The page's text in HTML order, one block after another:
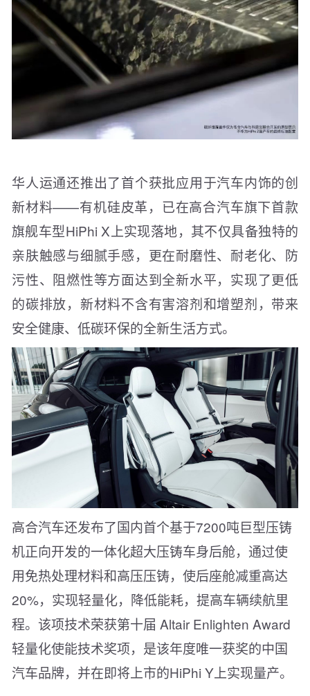
华人运通还推出了首个获批应用于汽车内饰的创
新材料——有机硅皮革，已在高合汽车旗下首款
旗舰车型HiPhi X上实现落地，其不仅具备独特的
亲肤触感与细腻手感，更在耐磨性、耐老化、防
污性、阻燃性等方面达到全新水平，实现了更低
的碳排放，新材料不含有害溶剂和增塑剂，带来
安全健康、低碳环保的全新生活方式。
高合汽车还发布了国内首个基于7200吨巨型压铸
机正向开发的一体化超大压铸车身后舱，通过使
用免热处理材料和高压压铸，使后座舱减重高达
20%，实现轻量化，降低能耗，提高车辆续航里
程。该项技术荣获第十届 Altair Enlighten Award
轻量化使能技术奖项，是该年度唯一获奖的中国
汽车品牌，并在即将上市的HiPhi Y上实现量产。